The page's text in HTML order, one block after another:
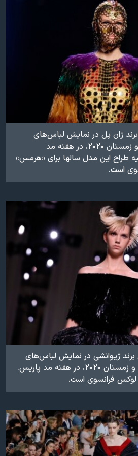
نوبل صلح
«سی‌پک»
چین
ژان پل در نمایش لباس‌های
منتخب برای پائیز و زمستان ۲۰۲۰، در هفته مد
طراح این مدل سالها برای «هرمس»
است.
ژیوانشی در نمایش لباس‌های
منتخب برای پائیز و زمستان ۲۰۲۰، در هفته مد پاریس.
لوکس فرانسوی است.